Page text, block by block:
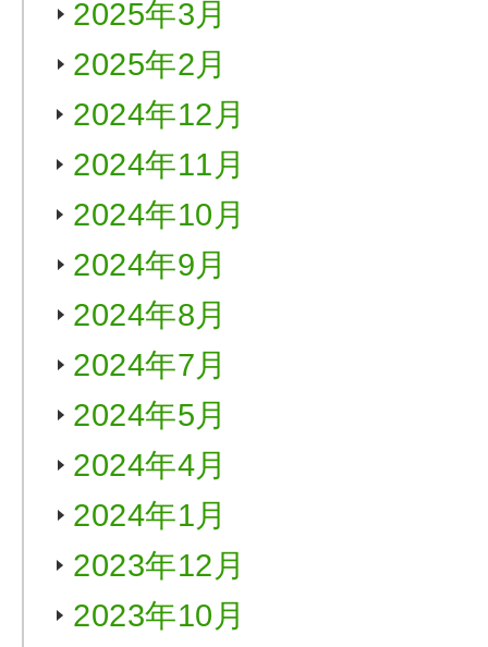
2025年3月
2025年2月
2024年12月
2024年11月
2024年10月
2024年9月
2024年8月
2024年7月
2024年5月
2024年4月
2024年1月
2023年12月
2023年10月